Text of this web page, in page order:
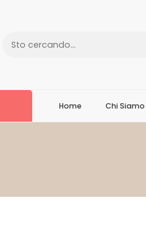
Home Chi Siamo